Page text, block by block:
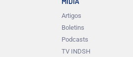
Artigos
Boletins
Podcasts
TV INDSH